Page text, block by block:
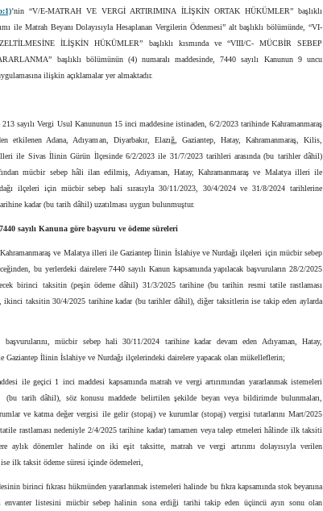
’nin “V/E-MATRAH VE VERGİ ARTIRIMINA İLİŞKİN ORTAK HÜKÜMLER” başlıklı
ile Matrah Beyanı Dolayısıyla Hesaplanan Vergilerin Ödenmesi” alt başlıklı bölümünde, “VI-
İLİŞKİN HÜKÜMLER” başlıklı kısmında ve “VIII/C- MÜCBİR SEBEP
başlıklı bölümünün (4) numaralı maddesinde, 7440 sayılı Kanunun 9 uncu
ilişkin açıklamalar yer almaktadır.
sayılı Vergi Usul Kanununun 15 inci maddesine istinaden, 6/2/2023 tarihinde Kahramanmaraş
etkilenen Adana, Adıyaman, Diyarbakır, Elazığ, Gaziantep, Hatay, Kahramanmaraş, Kilis,
ile Sivas İlinin Gürün İlçesinde 6/2/2023 ile 31/7/2023 tarihleri arasında (bu tarihler dâhil)
mücbir sebep hâli ilan edilmiş, Adıyaman, Hatay, Kahramanmaraş ve Malatya illeri ile
ilçeleri için mücbir sebep hali sırasıyla 30/11/2023, 30/4/2024 ve 31/8/2024 tarihlerine
kadar (bu tarih dâhil) uzatılması uygun bulunmuştur.
sayılı Kanuna göre başvuru ve ödeme süreleri
ve Malatya illeri ile Gaziantep İlinin İslahiye ve Nurdağı ilçeleri için mücbir sebep
bu yerlerdeki dairelere 7440 sayılı Kanun kapsamında yapılacak başvuruların 28/2/2025
birinci taksitin (peşin ödeme dâhil) 31/3/2025 tarihine (bu tarihin resmi tatile rastlaması
ikinci taksitin 30/4/2025 tarihine kadar (bu tarihler dâhil), diğer taksitlerin ise takip eden aylarda
başvurularını, mücbir sebep hali 30/11/2024 tarihine kadar devam eden Adıyaman, Hatay,
Gaziantep İlinin İslahiye ve Nurdağı ilçelerindeki dairelere yapacak olan mükelleflerin;
ile geçici 1 inci maddesi kapsamında matrah ve vergi artırımından yararlanmak istemeleri
tarih dâhil), söz konusu maddede belirtilen şekilde beyan veya bildirimde bulunmaları,
ve katma değer vergisi ile gelir (stopaj) ve kurumlar (stopaj) vergisi tutarlarını Mart/2025
rastlaması nedeniyle 2/4/2025 tarihine kadar) tamamen veya talep etmeleri hâlinde ilk taksiti
aylık dönemler halinde on iki eşit taksitte, matrah ve vergi artırımı dolayısıyla verilen
ilk taksit ödeme süresi içinde ödemeleri,
birinci fıkrası hükmünden yararlanmak istemeleri halinde bu fıkra kapsamında stok beyanına
listesini mücbir sebep halinin sona erdiği tarihi takip eden üçüncü ayın sonu olan